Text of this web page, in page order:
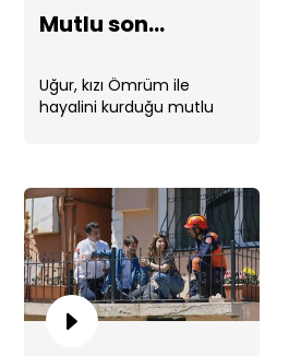
Mutlu son...
Uğur, kızı Ömrüm ile
hayalini kurduğu mutlu